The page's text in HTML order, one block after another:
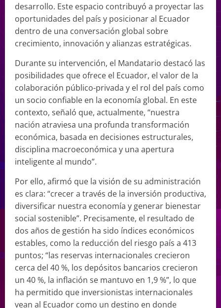
desarrollo. Este espacio contribuyó a proyectar las
oportunidades del país y posicionar al Ecuador
dentro de una conversación global sobre
crecimiento, innovación y alianzas estratégicas.
Durante su intervención, el Mandatario destacó las
posibilidades que ofrece el Ecuador, el valor de la
colaboración público-privada y el rol del país como
un socio confiable en la economía global. En este
contexto, señaló que, actualmente, “nuestra
nación atraviesa una profunda transformación
económica, basada en decisiones estructurales,
disciplina macroeconómica y una apertura
inteligente al mundo”.
Por ello, afirmó que la visión de su administración
es clara: “crecer a través de la inversión productiva,
diversificar nuestra economía y generar bienestar
social sostenible”. Precisamente, el resultado de
dos años de gestión ha sido índices económicos
estables, como la reducción del riesgo país a 413
puntos; “las reservas internacionales crecieron
cerca del 40 %, los depósitos bancarios crecieron
un 40 %, la inflación se mantuvo en 1,9 %”, lo que
ha permitido que inversionistas internacionales
vean al Ecuador como un destino en donde